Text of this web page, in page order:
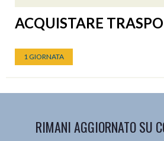
ACQUISTARE
1 GIORNATA
RIMANI AGGIORNATO SU